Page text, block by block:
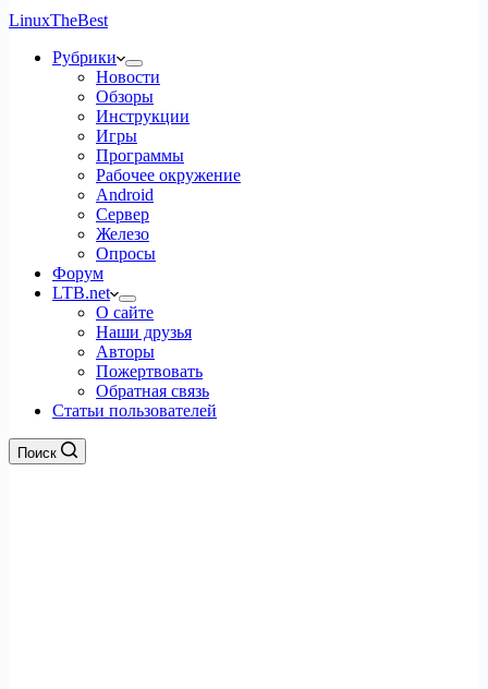
LinuxTheBest
Рубрики
Новости
Обзоры
Инструкции
Игры
Программы
Рабочее окружение
Android
Сервер
Железо
Опросы
Форум
LTB.net
О сайте
Наши друзья
Авторы
Пожертвовать
Обратная связь
Статьи пользователей
Поиск